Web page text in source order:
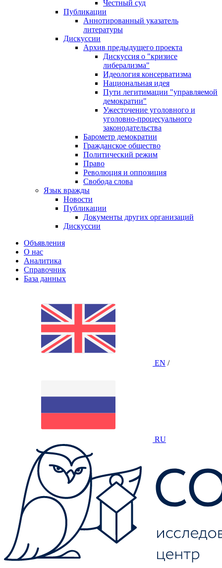
Честный суд
Публикации
Аннотированный указатель
литературы
Дискуссии
Архив предыдущего проекта
Дискуссия о "кризисе
либерализма"
Идеология консерватизма
Национальная идея
Пути легитимации "управляемой
демократии"
Ужесточение уголовного и
уголовно-процесуального
законодательства
Барометр демократии
Гражданское общество
Политический режим
Право
Революция и оппозиция
Свобода слова
Язык вражды
Новости
Публикации
Документы других организаций
Дискуссии
Объявления
О нас
Аналитика
Справочник
База данных
EN /
RU